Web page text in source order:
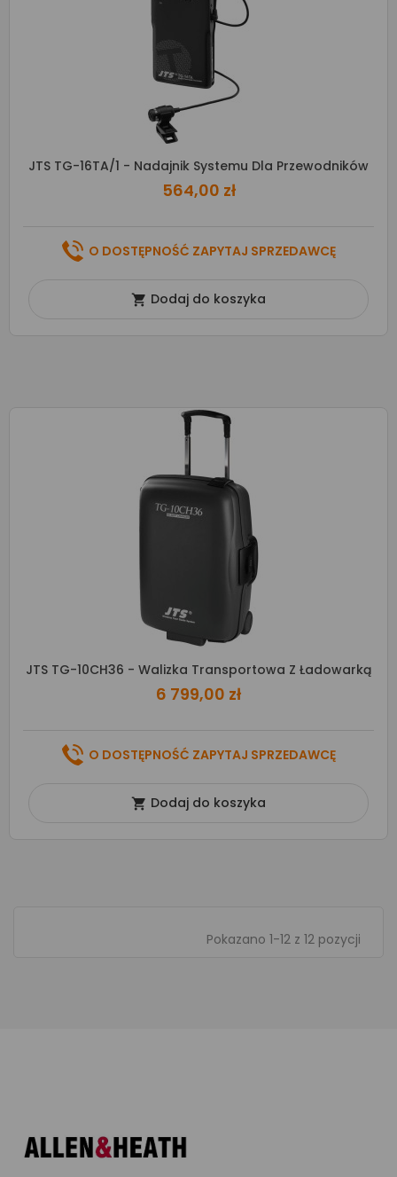
JTS TG-16TA/1 - Nadajnik Systemu Dla Przewodników
564,00 zł
O DOSTĘPNOŚĆ ZAPYTAJ SPRZEDAWCĘ
 Dodaj do koszyka
JTS TG-10CH36 - Walizka Transportowa Z Ładowarką
6 799,00 zł
O DOSTĘPNOŚĆ ZAPYTAJ SPRZEDAWCĘ
 Dodaj do koszyka
Pokazano 1-12 z 12 pozycji